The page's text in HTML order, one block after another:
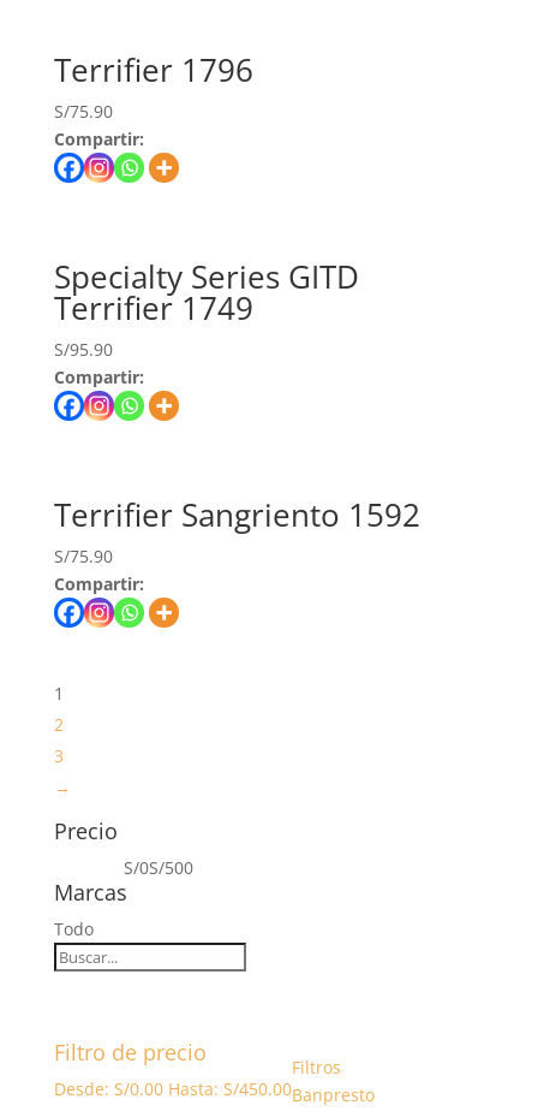
Terrifier 1796
S/75.90
Compartir:
Specialty Series GITD
Terrifier 1749
S/95.90
Compartir:
Terrifier Sangriento 1592
S/75.90
Compartir:
1
2
3
→
Precio
S/0S/500
Marcas
Todo
Filtro de precio
Desde: S/0.00Hasta: S/450.00
Filtros
Banpresto